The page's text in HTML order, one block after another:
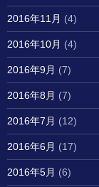
2016年11月 (4)
2016年10月 (4)
2016年9月 (7)
2016年8月 (7)
2016年7月 (12)
2016年6月 (17)
2016年5月 (6)